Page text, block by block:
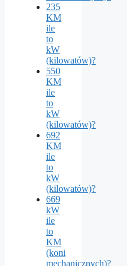
235
KM
ile
to
kW
(kilowatów)?
550
KM
ile
to
kW
(kilowatów)?
692
KM
ile
to
kW
(kilowatów)?
669
kW
ile
to
KM
(koni
mechanicznych)?